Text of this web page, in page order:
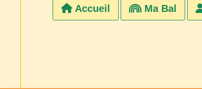
Accueil Ma Bal